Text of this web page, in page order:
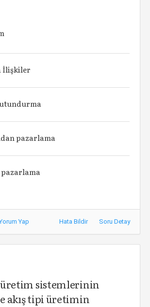
İlişkiler
pazarlama
Yap Hata Bildir Soru Detay
üretim sistemlerinin
akış tipi üretimin